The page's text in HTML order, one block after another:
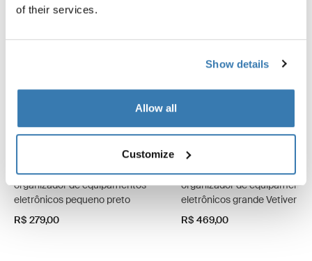
of their services.
Show details
Allow all
Customize
Thule Subterra 2 powershuttle
organizador de equipamentos
eletrônicos pequeno preto
R$ 279,00
Thule Subterra 2
organizador de
eletrônicos grande Vetiver
R$ 469,00